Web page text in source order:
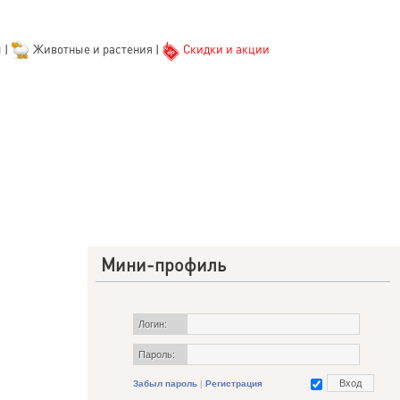
| Животные и растения | Скидки и акции
Мини-профиль
Логин:
Пароль:
Забыл пароль | Регистрация